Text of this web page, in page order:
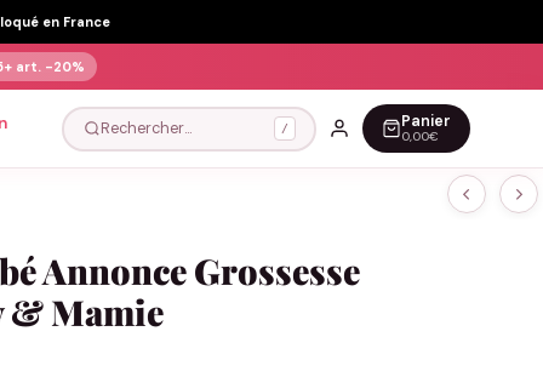
en France
art. -20%
Rechercher… / Panier
0,00€
Annonce Grossesse
& Mamie